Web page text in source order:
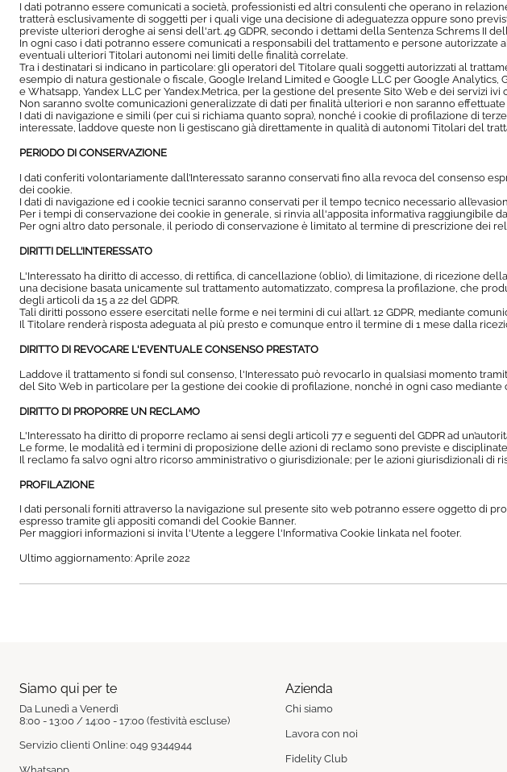
I dati potranno essere comunicati a società, professionisti ed altri consulenti che operano in
tratterà esclusivamente di soggetti per i quali vige una decisione di adeguatezza oppure sono
previste ulteriori deroghe ai sensi dell'art. 49 GDPR, secondo i dettami della Sentenza Schrems II
In ogni caso i dati potranno essere comunicati a responsabili del trattamento e persone
eventuali ulteriori Titolari autonomi nei limiti delle finalità correlate.
Tra i destinatari si indicano in particolare: gli operatori del Titolare quali soggetti autorizzati al
esempio di natura gestionale o fiscale, Google Ireland Limited e Google LLC per Google
e Whatsapp, Yandex LLC per Yandex.Metrica, per la gestione del presente Sito Web e dei servizi ivi
Non saranno svolte comunicazioni generalizzate di dati per finalità ulteriori e non saranno
I dati di navigazione e simili (per cui si richiama quanto sopra), nonché i cookie di profilazione di
interessate, laddove queste non li gestiscano già direttamente in qualità di autonomi Titolari del
PERIODO DI CONSERVAZIONE
I dati conferiti volontariamente dall’Interessato saranno conservati fino alla revoca del consenso
dei cookie.
I dati di navigazione ed i cookie tecnici saranno conservati per il tempo tecnico necessario
Per i tempi di conservazione dei cookie in generale, si rinvia all'apposita informativa raggiungibile
Per ogni altro dato personale, il periodo di conservazione è limitato al termine di prescrizione dei
DIRITTI DELL’INTERESSATO
L'Interessato ha diritto di accesso, di rettifica, di cancellazione (oblio), di limitazione, di ricezione
una decisione basata unicamente sul trattamento automatizzato, compresa la profilazione, che
degli articoli da 15 a 22 del GDPR.
Tali diritti possono essere esercitati nelle forme e nei termini di cui all’art. 12 GDPR, mediante
Il Titolare renderà risposta adeguata al più presto e comunque entro il termine di 1 mese dalla
DIRITTO DI REVOCARE L'EVENTUALE CONSENSO PRESTATO
Laddove il trattamento si fondi sul consenso, l'Interessato può revocarlo in qualsiasi momento
del Sito Web in particolare per la gestione dei cookie di profilazione, nonché in ogni caso
DIRITTO DI PROPORRE UN RECLAMO
L'Interessato ha diritto di proporre reclamo ai sensi degli articoli 77 e seguenti del GDPR ad
Le forme, le modalità ed i termini di proposizione delle azioni di reclamo sono previste e
Il reclamo fa salvo ogni altro ricorso amministrativo o giurisdizionale; per le azioni giurisdizionali
PROFILAZIONE
I dati personali forniti attraverso la navigazione sul presente sito web potranno essere oggetto di
espresso tramite gli appositi comandi del Cookie Banner.
Per maggiori informazioni si invita l'Utente a leggere l'Informativa Cookie linkata nel footer.
Ultimo aggiornamento: Aprile 2022
Siamo qui per te
Da Lunedì a Venerdì
8:00 - 13:00 / 14:00 - 17:00 (festività escluse)
Servizio clienti Online: 049 9344944
Azienda
Chi siamo
Lavora con noi
Fidelity Club